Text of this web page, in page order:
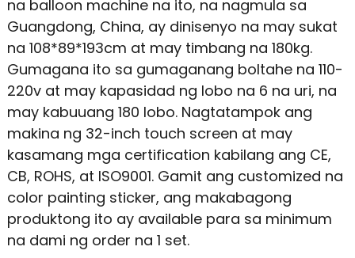
na balloon machine na ito, na nagmula sa
Guangdong, China, ay dinisenyo na may sukat
na 108*89*193cm at may timbang na 180kg.
Gumagana ito sa gumaganang boltahe na 110-
220v at may kapasidad ng lobo na 6 na uri, na
may kabuuang 180 lobo. Nagtatampok ang
makina ng 32-inch touch screen at may
kasamang mga certification kabilang ang CE,
CB, ROHS, at ISO9001. Gamit ang customized na
color painting sticker, ang makabagong
produktong ito ay available para sa minimum
na dami ng order na 1 set.